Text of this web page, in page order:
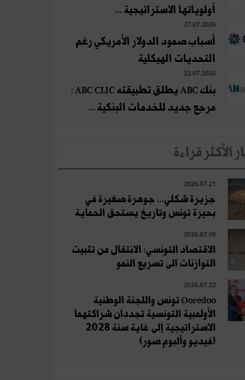
أولوياتها الاستراتيجية ...
27.07.2026
أسباب صمود الدولار الأمريكي رغم
التحديات الهيكلية
22.07.2026
بنك ABC يطلق تطبيقته ABC CLIC :
مرجع جديد للخدمات البنكية ...
الأكثر قراءة
2026.07.21
جزيرة شكلي... جوهرة صغيرة في
بحيرة تونس وتاريخ يستحق الحماية
2026.07.09
الاقتصاد التونسي: الانتقال من تثبيت
التوازنات الى تسريع النمو
2026.07.22
Ooredoo تونس واللجنة الوطنية
الأولمبية التونسية تجددان شراكتهما
الاستراتيجية إلى غاية سنة 2028
(فيديو وألبوم صور)